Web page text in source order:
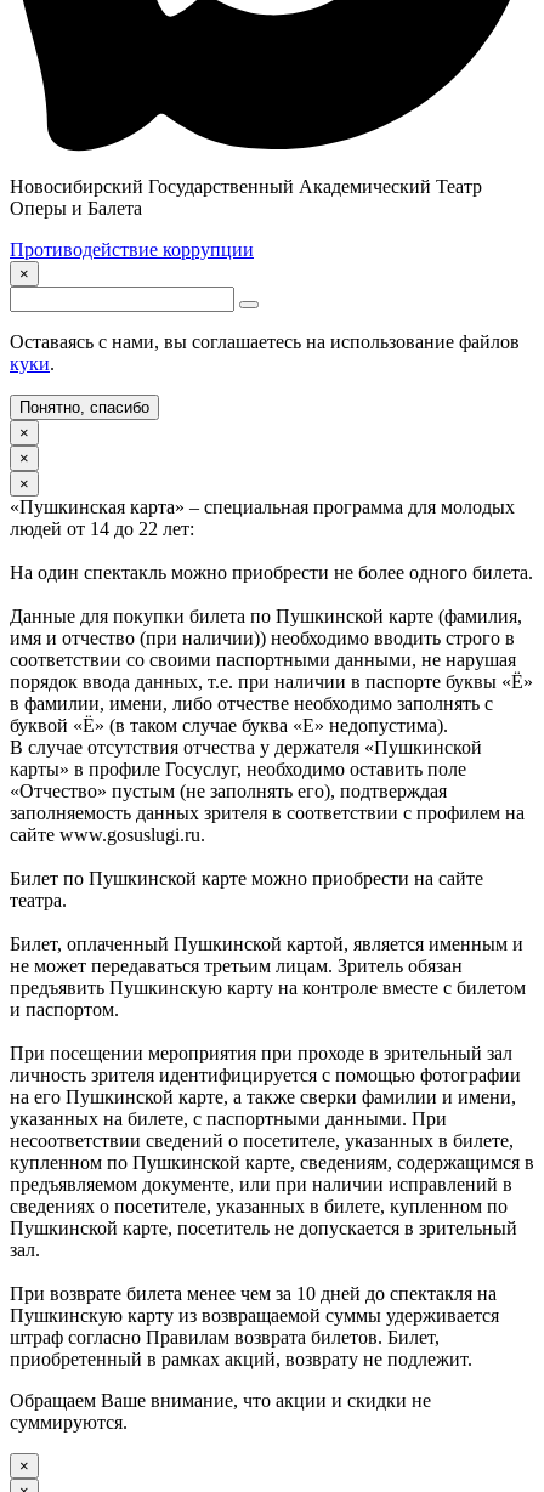
Новосибирский Государственный Академический Театр
Оперы и Балета
Противодействие коррупции
×
Оставаясь с нами, вы соглашаетесь на использование файлов
куки.
Понятно, спасибо
×
×
×
«Пушкинская карта» – специальная программа для молодых
людей от 14 до 22 лет:
На один спектакль можно приобрести не более одного билета.
Данные для покупки билета по Пушкинской карте (фамилия,
имя и отчество (при наличии)) необходимо вводить строго в
соответствии со своими паспортными данными, не нарушая
порядок ввода данных, т.е. при наличии в паспорте буквы «Ё»
в фамилии, имени, либо отчестве необходимо заполнять с
буквой «Ё» (в таком случае буква «Е» недопустима).
В случае отсутствия отчества у держателя «Пушкинской
карты» в профиле Госуслуг, необходимо оставить поле
«Отчество» пустым (не заполнять его), подтверждая
заполняемость данных зрителя в соответствии с профилем на
сайте www.gosuslugi.ru.
Билет по Пушкинской карте можно приобрести на сайте
театра.
Билет, оплаченный Пушкинской картой, является именным и
не может передаваться третьим лицам. Зритель обязан
предъявить Пушкинскую карту на контроле вместе с билетом
и паспортом.
При посещении мероприятия при проходе в зрительный зал
личность зрителя идентифицируется с помощью фотографии
на его Пушкинской карте, а также сверки фамилии и имени,
указанных на билете, с паспортными данными. При
несоответствии сведений о посетителе, указанных в билете,
купленном по Пушкинской карте, сведениям, содержащимся в
предъявляемом документе, или при наличии исправлений в
сведениях о посетителе, указанных в билете, купленном по
Пушкинской карте, посетитель не допускается в зрительный
зал.
При возврате билета менее чем за 10 дней до спектакля на
Пушкинскую карту из возвращаемой суммы удерживается
штраф согласно Правилам возврата билетов. Билет,
приобретенный в рамках акций, возврату не подлежит.
Обращаем Ваше внимание, что акции и скидки не
суммируются.
×